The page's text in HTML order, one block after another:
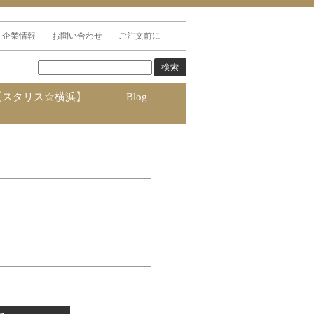
企業情報 お問い合わせ ご注文前に
タリス☆横浜】 Blog